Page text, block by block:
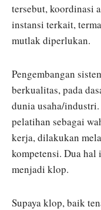
tersebut, koordinasi
instansi terkait,
mutlak diperlukan.
Pengembangan
berkualitas, pada
dunia usaha/
pelatihan sebagai
kerja, dilakukan
kompetensi. Dua
menjadi klop.
Supaya klop, baik